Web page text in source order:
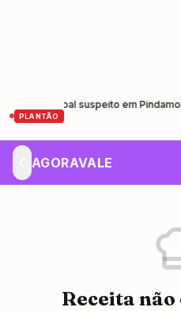
PLANTÃO
suspeito em
AGORAVALE
Receita